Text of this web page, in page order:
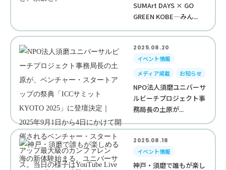
SUMArt DAYS × GO
GREEN KOBE—みん...
2025.08.20
イベント情報
メディア掲載
お知らせ
NPO法人須磨ユニバーサ
ルビーチプロジェクト事
務局長の土原が...
2025.08.18
イベント情報
神戸・須磨で誰もが楽し